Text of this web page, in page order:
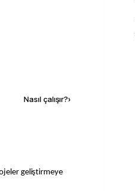
Nasıl çalışır?›
geliştirmeye